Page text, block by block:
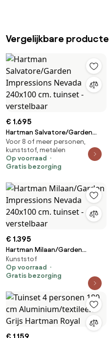
Vergelijkbare
€ 1.695
Hartman Salvatore/Garden
Impressions Nevada 240x100
cm. tuinset - verstelbaar
Voor 8 of meer personen,
kunststof, metalen
Op voorraad
Gratis bezorging
€ 1.395
Hartman Milaan/Garden
Impressions Nevada 240x100
cm. tuinset - verstelbaar
Kunststof
Op voorraad
Gratis bezorging
€ 1.159